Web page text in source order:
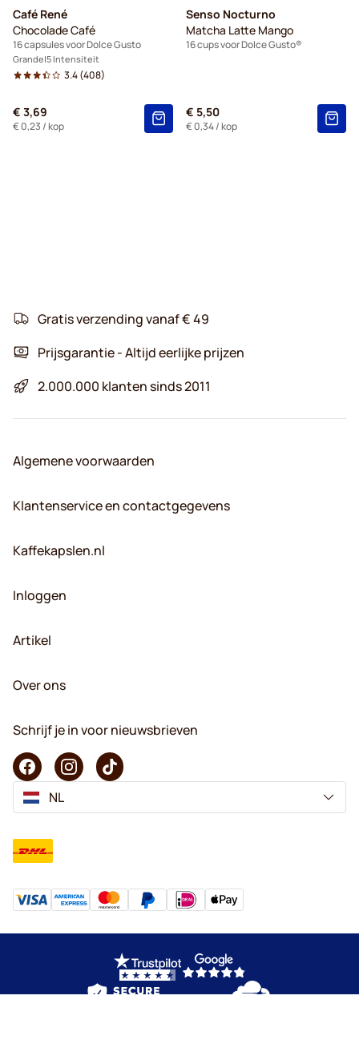
Café René
Chocolade Café
16 capsules voor Dolce Gusto
Grande 5 Intensiteit
3.4(408)
€ 3,69
€ 0,23 / kop
Senso Nocturno
Matcha Latte Mango
16 cups voor Dolce Gusto®
€ 5,50
€ 0,34/ kop
Gratis verzending vanaf € 49
Prijsgarantie - Altijd eerlijke prijzen
2.000.000 klanten sinds 2011
Algemene voorwaarden
Klantenservice en contactgegevens
Kaffekapslen.nl
Inloggen
Artikel
Over ons
Schrijf je in voor nieuwsbrieven
NL